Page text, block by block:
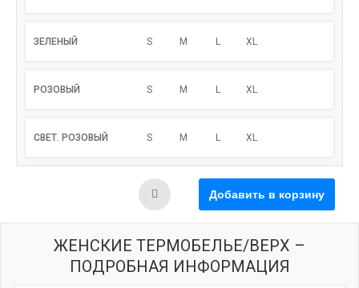
ЗЕЛЕНЫЙ S M L XL
РОЗОВЫЙ S M L XL
СВЕТ. РОЗОВЫЙ S M L XL
ЖЕНСКИЕ ТЕРМОБЕЛЬЕ/ВЕРХ –
ПОДРОБНАЯ ИНФОРМАЦИЯ